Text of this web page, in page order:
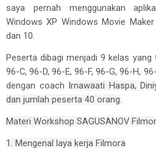
saya pernah menggunakan
Windows XP Windows Movie
dan 10.
Peserta dibagi menjadi 9 kelas
96-C, 96-D, 96-E, 96-F, 96-G, 96-H,
dengan coach Irnawaati Haspa,
dan jumlah peserta 40 orang.
Materi Workshop SAGUSANOV
1. Mengenal laya kerja Filmora